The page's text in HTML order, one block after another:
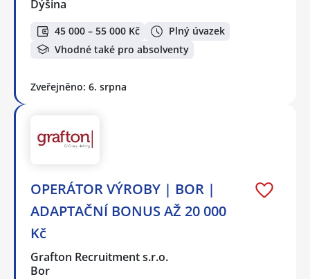
Dýšina
45 000 – 55 000 Kč
Plný úvazek
Vhodné také pro absolventy
Zveřejněno: 6. srpna
OPERÁTOR VÝROBY | BOR |
ADAPTAČNÍ BONUS AŽ 20 000
Kč
Grafton Recruitment s.r.o.
Bor